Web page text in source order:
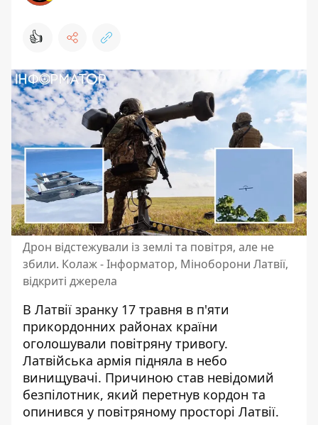
👍
Дрон відстежували із землі та повітря, але не
збили. Колаж - Інформатор, Міноборони Латвії,
відкриті джерела
В Латвії зранку 17 травня в п'яти
прикордонних районах країни
оголошували повітряну тривогу.
Латвійська армія підняла в небо
винищувачі. Причиною став невідомий
безпілотник, який перетнув кордон та
опинився у повітряному просторі Латвії.